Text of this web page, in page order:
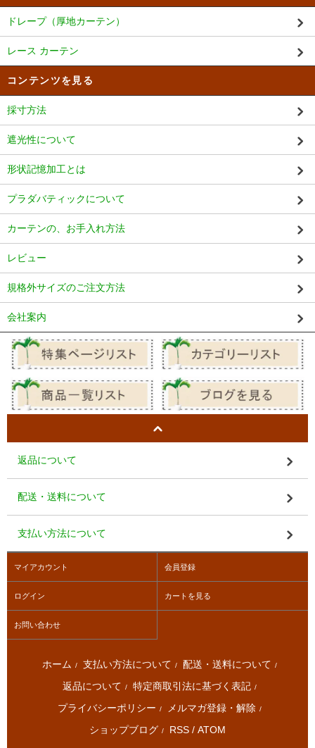
ドレープ（厚地カーテン）
レース カーテン
コンテンツを見る
採寸方法
遮光性について
形状記憶加工とは
プラダバティックについて
カーテンの、お手入れ方法
レビュー
規格外サイズのご注文方法
会社案内
返品について
配送・送料について
支払い方法について
マイアカウント 会員登録
ログイン カートを見る
お問い合わせ
ホーム / 支払い方法について / 配送・送料について /
返品について / 特定商取引法に基づく表記 /
プライバシーポリシー / メルマガ登録・解除 /
ショップブログ / RSS / ATOM